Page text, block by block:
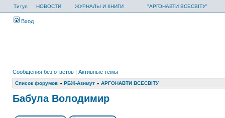
Титул НОВОСТИ ЖУРНАЛЫ И КНИГИ "АРГОНАВТИ ВСЕСВІТУ"
Вход
Сообщения без ответов | Активные темы
Список форумов » РБЖ-Азимут » АРГОНАВТИ ВСЕСВIТУ
Бабула Володимир